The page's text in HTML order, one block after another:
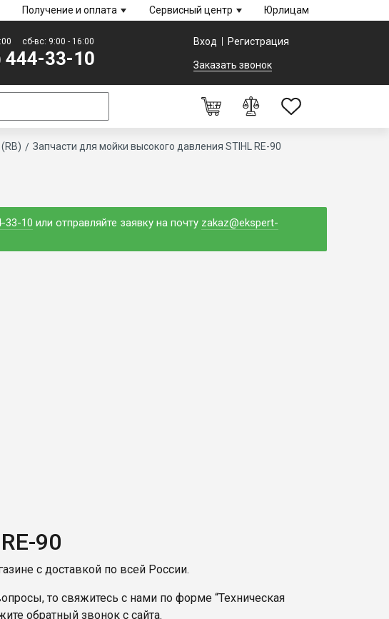
Получение и оплата Сервисный центр Юрлицам
сб-вс: 9:00 - 16:00
444-33-10
Вход Регистрация
Заказать звонок
0
Запчасти для мойки высокого давления STIHL RE-90
33-10 или отправляйте заявку на почту zakaz@ekspert-
90
с доставкой по всей России.
то свяжитесь с нами по форме “Техническая
обратный звонок с сайта.